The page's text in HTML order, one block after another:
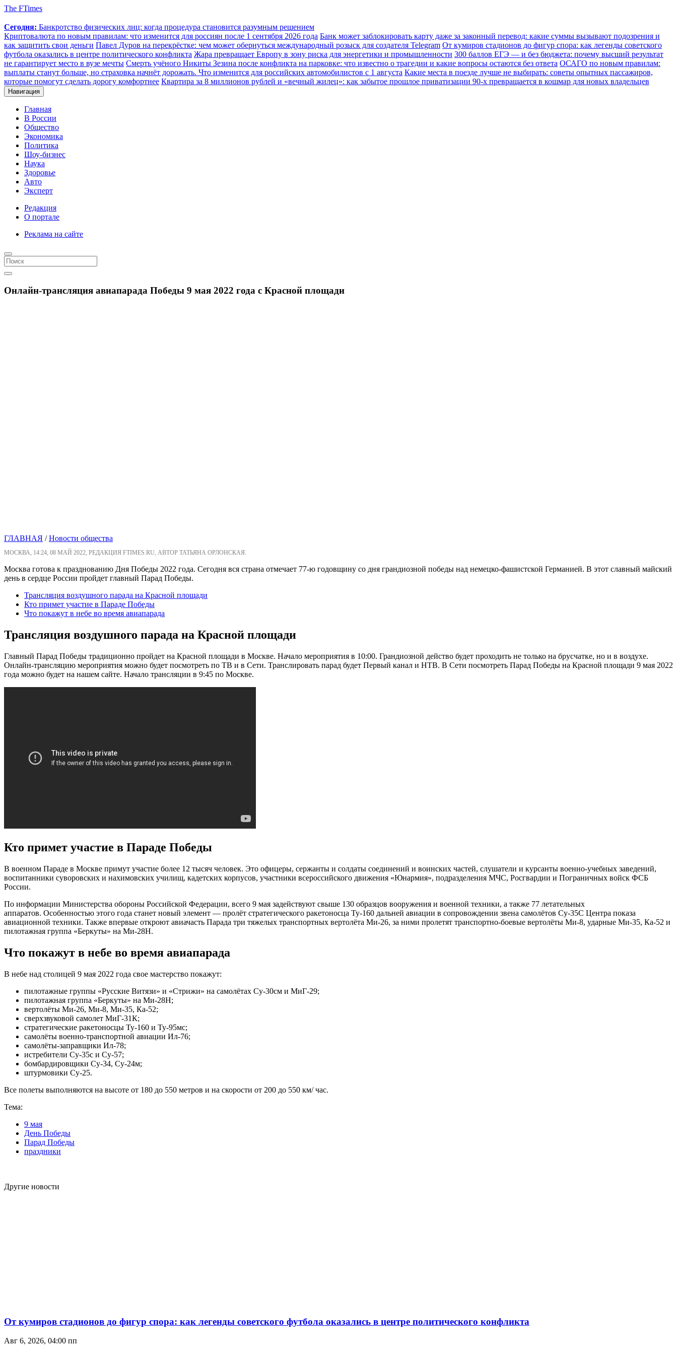
The FTimes
Сегодня: Банкротство физических лиц: когда процедура становится разумным решением
Криптовалюта по новым правилам: что изменится для россиян после 1 сентября 2026 года Банк может заблокировать карту даже за законный перевод: какие суммы вызывают подозрения и
как защитить свои деньги Павел Дуров на перекрёстке: чем может обернуться международный розыск для создателя Telegram От кумиров стадионов до фигур спора: как легенды советского
футбола оказались в центре политического конфликта Жара превращает Европу в зону риска для энергетики и промышленности 300 баллов ЕГЭ — и без бюджета: почему высший результат
не гарантирует место в вузе мечты Смерть учёного Никиты Зезина после конфликта на парковке: что известно о трагедии и какие вопросы остаются без ответа ОСАГО по новым правилам:
выплаты станут больше, но страховка начнёт дорожать. Что изменится для российских автомобилистов с 1 августа Какие места в поезде лучше не выбирать: советы опытных пассажиров,
которые помогут сделать дорогу комфортнее Квартира за 8 миллионов рублей и «вечный жилец»: как забытое прошлое приватизации 90-х превращается в кошмар для новых владельцев
Навигация
Главная
В России
Общество
Экономика
Политика
Шоу-бизнес
Наука
Здоровье
Авто
Эксперт
Редакция
О портале
Реклама на сайте
Онлайн-трансляция авиапарада Победы 9 мая 2022 года с Красной площади
ГЛАВНАЯ /Новости общества
МОСКВА, 14:24, 08 МАЙ 2022, РЕДАКЦИЯ FTIMES.RU, АВТОР ТАТЬЯНА ОРЛОНСКАЯ.
Москва готова к празднованию Дня Победы 2022 года. Сегодня вся страна отмечает 77-ю годовщину со дня грандиозной победы над немецко-фашистской Германией. В этот славный майский
день в сердце России пройдет главный Парад Победы.
Трансляция воздушного парада на Красной площади
Кто примет участие в Параде Победы
Что покажут в небе во время авиапарада
Трансляция воздушного парада на Красной площади
Главный Парад Победы традиционно пройдет на Красной площади в Москве. Начало мероприятия в 10:00. Грандиозной действо будет проходить не только на брусчатке, но и в воздухе.
Онлайн-трансляцию мероприятия можно будет посмотреть по ТВ и в Сети. Транслировать парад будет Первый канал и НТВ. В Сети посмотреть Парад Победы на Красной площади 9 мая 2022
года можно будет на нашем сайте. Начало трансляции в 9:45 по Москве.
Кто примет участие в Параде Победы
В военном Параде в Москве примут участие более 12 тысяч человек. Это офицеры, сержанты и солдаты соединений и воинских частей, слушатели и курсанты военно-учебных заведений,
воспитанники суворовских и нахимовских училищ, кадетских корпусов, участники всероссийского движения «Юнармия», подразделения МЧС, Росгвардии и Пограничных войск ФСБ
России.
По информации Министерства обороны Российской Федерации, всего 9 мая задействуют свыше 130 образцов вооружения и военной техники, а также 77 летательных
аппаратов. Особенностью этого года станет новый элемент — пролёт стратегического ракетоносца Ту-160 дальней авиации в сопровождении звена самолётов Су-35С Центра показа
авиационной техники. Также впервые откроют авиачасть Парада три тяжелых транспортных вертолёта Ми-26, за ними пролетят транспортно-боевые вертолёты Ми-8, ударные Ми-35, Ка-52 и
пилотажная группа «Беркуты» на Ми-28Н.
Что покажут в небе во время авиапарада
В небе над столицей 9 мая 2022 года свое мастерство покажут:
пилотажные группы «Русские Витязи» и «Стрижи» на самолётах Су-30см и МиГ-29;
пилотажная группа «Беркуты» на Ми-28Н;
вертолёты Ми-26, Ми-8, Ми-35, Ка-52;
сверхзвуковой самолет МиГ-31К;
стратегические ракетоносцы Ту-160 и Ту-95мс;
самолёты военно-транспортной авиации Ил-76;
самолёты-заправщики Ил-78;
истребители Су-35с и Су-57;
бомбардировщики Су-34, Су-24м;
штурмовики Су-25.
Все полеты выполняются на высоте от 180 до 550 метров и на скорости от 200 до 550 км/ час.
Тема:
9 мая
День Победы
Парад Победы
праздники
Другие новости
От кумиров стадионов до фигур спора: как легенды советского футбола оказались в центре политического конфликта
Авг 6, 2026, 04:00 пп